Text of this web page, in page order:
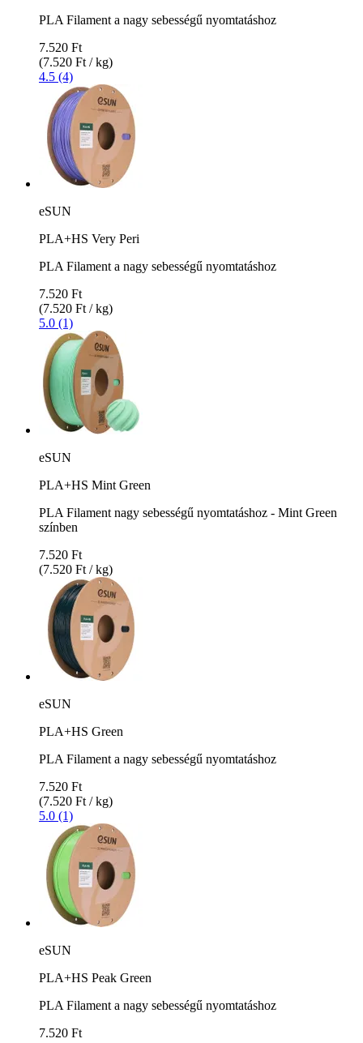
PLA Filament a nagy sebességű nyomtatáshoz
7.520 Ft
(7.520 Ft / kg)
4.5 (4)
eSUN
PLA+HS Very Peri
PLA Filament a nagy sebességű nyomtatáshoz
7.520 Ft
(7.520 Ft / kg)
5.0 (1)
eSUN
PLA+HS Mint Green
PLA Filament nagy sebességű nyomtatáshoz - Mint Green
színben
7.520 Ft
(7.520 Ft / kg)
eSUN
PLA+HS Green
PLA Filament a nagy sebességű nyomtatáshoz
7.520 Ft
(7.520 Ft / kg)
5.0 (1)
eSUN
PLA+HS Peak Green
PLA Filament a nagy sebességű nyomtatáshoz
7.520 Ft